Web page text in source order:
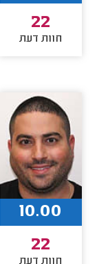
22
חוות דעת
10.00
22
חוות דעת